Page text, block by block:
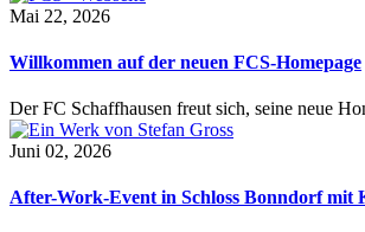
Mai 22, 2026
Willkommen auf der neuen FCS-Homepage
Der FC Schaffhausen freut sich, seine neue
Juni 02, 2026
After-Work-Event in Schloss Bonndorf mit